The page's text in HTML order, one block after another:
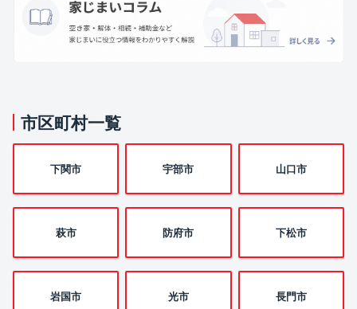
市区町村一覧
下関市 宇部市 山口市
萩市 防府市 下松市
岩国市 光市 長門市